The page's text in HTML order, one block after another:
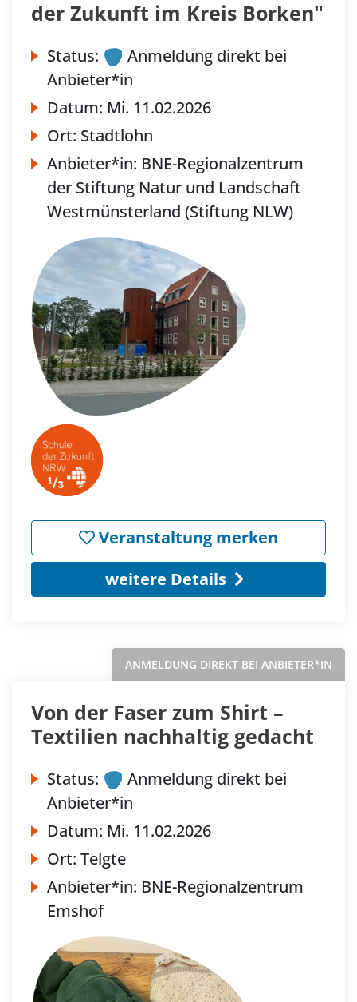
der Zukunft im Kreis Borken"
Status:
Anmeldung direkt bei
Anbieter*in
Datum: Mi. 11.02.2026
Ort: Stadtlohn
Anbieter*in: BNE-Regionalzentrum
der Stiftung Natur und Landschaft
Westmünsterland (Stiftung NLW)
Veranstaltung merken
weitere Details
ANMELDUNG DIREKT BEI ANBIETER*IN
Von der Faser zum Shirt –
Textilien nachhaltig gedacht
Status:
Anmeldung direkt bei
Anbieter*in
Datum: Mi. 11.02.2026
Ort: Telgte
Anbieter*in: BNE-Regionalzentrum
Emshof